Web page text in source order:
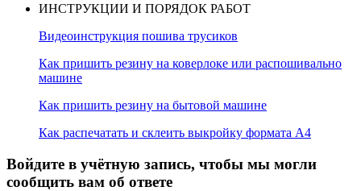
ИНСТРУКЦИИ И ПОРЯДОК РАБОТ
Видеоинструкция пошива трусиков
Как пришить резину на коверлоке или распошивально
машине
Как пришить резину на бытовой машине
Как распечатать и склеить выкройку формата А4
Войдите в учётную запись, чтобы мы могли
сообщить вам об ответе